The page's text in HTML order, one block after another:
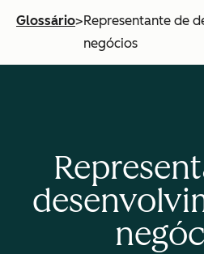
Glossário>Representante de
negócios